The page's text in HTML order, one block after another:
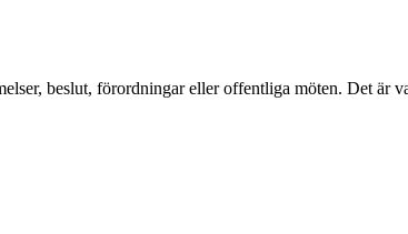
beslut, förordningar eller offentliga möten. Det